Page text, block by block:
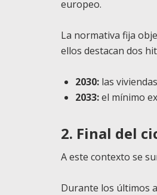
europeo.
La normativa fija
ellos destacan dos
2030: las
2033:el mínimo
2. Final del
A este contexto se
Durante los últimos